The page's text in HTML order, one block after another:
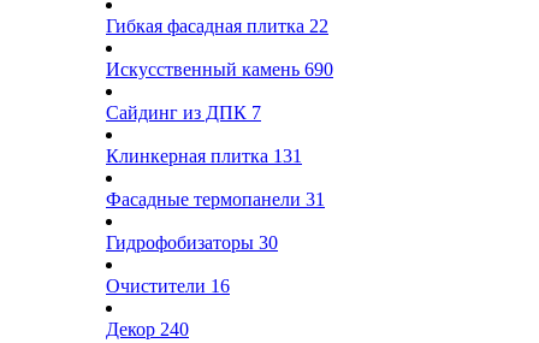
Гибкая фасадная плитка 22
Искусственный камень 690
Сайдинг из ДПК 7
Клинкерная плитка 131
Фасадные термопанели 31
Гидрофобизаторы 30
Очистители 16
Декор 240